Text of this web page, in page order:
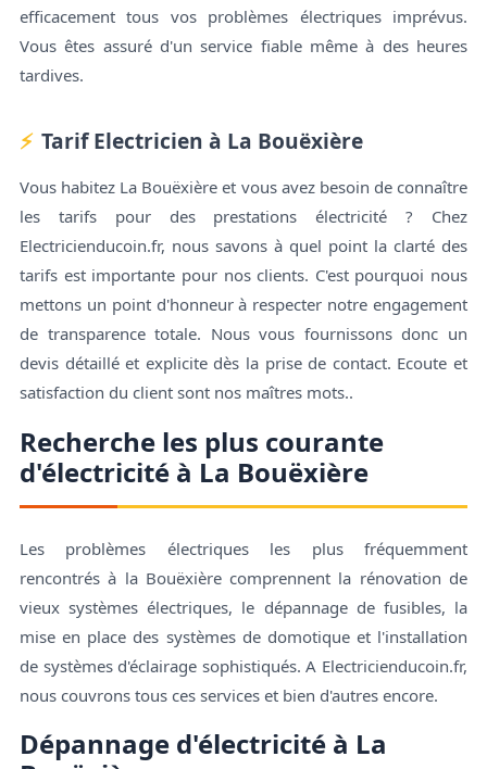
efficacement tous vos problèmes électriques imprévus.
Vous êtes assuré d'un service fiable même à des heures
tardives.
Tarif Electricien à La Bouëxière
Vous habitez La Bouëxière et vous avez besoin de connaître
les tarifs pour des prestations électricité ? Chez
Electricienducoin.fr, nous savons à quel point la clarté des
tarifs est importante pour nos clients. C'est pourquoi nous
mettons un point d'honneur à respecter notre engagement
de transparence totale. Nous vous fournissons donc un
devis détaillé et explicite dès la prise de contact. Ecoute et
satisfaction du client sont nos maîtres mots..
Recherche les plus courante
d'électricité à La Bouëxière
Les problèmes électriques les plus fréquemment
rencontrés à la Bouëxière comprennent la rénovation de
vieux systèmes électriques, le dépannage de fusibles, la
mise en place des systèmes de domotique et l'installation
de systèmes d'éclairage sophistiqués. A Electricienducoin.fr,
nous couvrons tous ces services et bien d'autres encore.
Dépannage d'électricité à La